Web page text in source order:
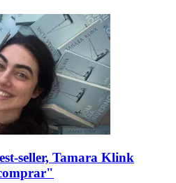
seller, Tamara Klink